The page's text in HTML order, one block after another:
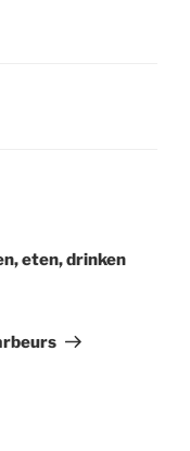
eten, drinken